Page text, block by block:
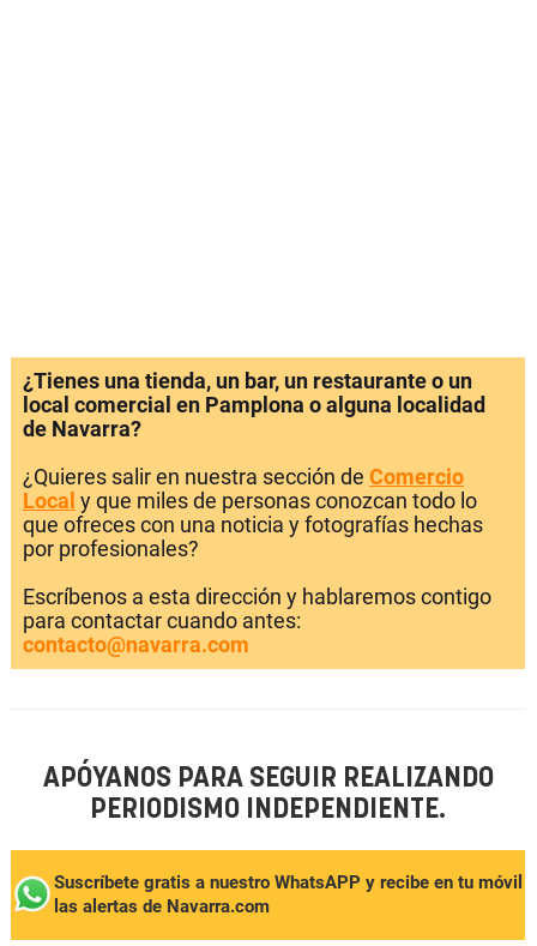
¿Tienes una tienda, un bar, un restaurante o un
local comercial en Pamplona o alguna localidad
de Navarra?
¿Quieres salir en nuestra sección de Comercio
Local y que miles de personas conozcan todo lo
que ofreces con una noticia y fotografías hechas
por profesionales?
Escríbenos a esta dirección y hablaremos contigo
para contactar cuando antes:
contacto@navarra.com
APÓYANOS PARA SEGUIR REALIZANDO
PERIODISMO INDEPENDIENTE.
Suscríbete gratis a nuestro WhatsAPP y recibe en tu móvil
las alertas de Navarra.com